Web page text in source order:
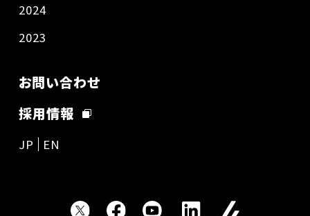
2024
2023
お問い合わせ
採用情報
JP EN